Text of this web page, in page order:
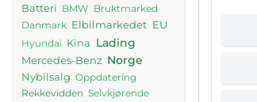
Batteri BMW Bruktmarked
Danmark Elbilmarkedet EU
Hyundai Kina Lading
Mercedes-Benz Norge
Nybilsalg Oppdatering
Rekkevidden Selvkjørende